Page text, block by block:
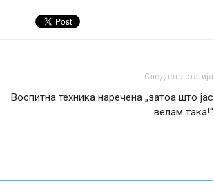
Следната статија
Воспитна техника наречена „затоа што јас
велам така!“